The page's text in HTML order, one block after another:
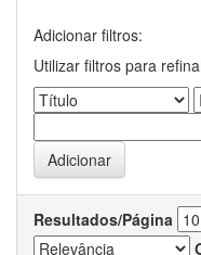
Adicionar filtros:
Utilizar filtros para
Resultados/Página